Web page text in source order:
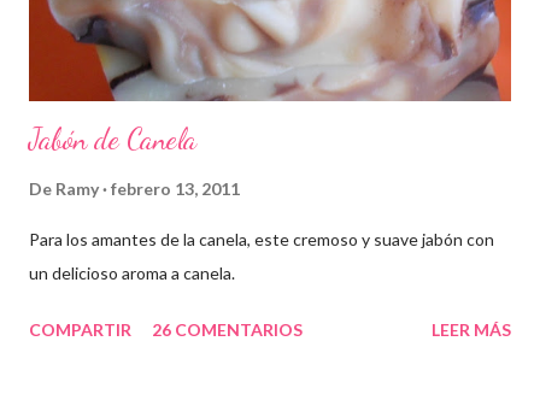
Jabón de Canela
De Ramy febrero 13, 2011
Para los amantes de la canela, este cremoso y suave jabón con
un delicioso aroma a canela.
COMPARTIR 26 COMENTARIOS LEER MÁS